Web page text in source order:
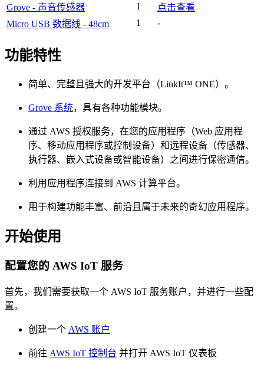
Grove - 声音传感器
1
点击查看
Micro USB 数据线 - 48cm
1 -
功能特性
简单、完整且强大的开发平台（LinkIt™ ONE）。
Grove 系统，具有各种功能模块。
通过 AWS 授权服务，在您的应用程序（Web 应用程
序、移动应用程序或控制设备）和远程设备（传感器、
执行器、嵌入式设备或智能设备）之间进行保密通信。
利用应用程序连接到 AWS 计算平台。
用于构建功能丰富、前沿且属于未来的奇幻应用程序。
开始使用
配置您的 AWS IoT 服务
首先，我们需要获取一个 AWS IoT 服务账户，并进行一些配
置。
创建一个 AWS 账户
前往 AWS IoT 控制台 并打开 AWS IoT 仪表板